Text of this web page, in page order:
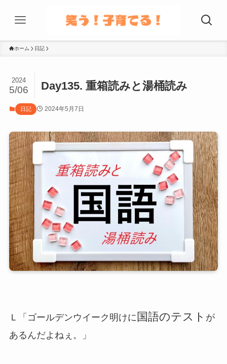
ホーム 日記
Day135. 重箱読みと湯桶読み
2024
5/06
日記 2024年5月7日
Ｌ「ゴールデンウイーク明けに 国語のテスト が
あるんだよねぇ。」